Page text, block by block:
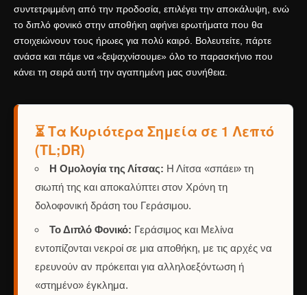
συντετριμμένη από την προδοσία, επιλέγει την αποκάλυψη, ενώ
το διπλό φονικό στην αποθήκη αφήνει ερωτήματα που θα
στοιχειώνουν τους ήρωες για πολύ καιρό. Βολευτείτε, πάρτε
ανάσα και πάμε να «ξεψαχνίσουμε» όλο το παρασκήνιο που
κάνει τη σειρά αυτή την αγαπημένη μας συνήθεια.
⏳ Τα Κυριότερα Σημεία σε 1 Λεπτό
(TL;DR)
Η Ομολογία της Λίτσας: Η Λίτσα «σπάει» τη
σιωπή της και αποκαλύπτει στον Χρόνη τη
δολοφονική δράση του Γεράσιμου.
Το Διπλό Φονικό: Γεράσιμος και Μελίνα
εντοπίζονται νεκροί σε μια αποθήκη, με τις αρχές να
ερευνούν αν πρόκειται για αλληλοεξόντωση ή
«στημένο» έγκλημα.